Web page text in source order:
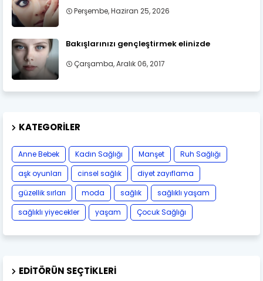
Perşembe, Haziran 25, 2026
Bakışlarınızı gençleştirmek elinizde
Çarşamba, Aralık 06, 2017
KATEGORILER
Anne Bebek Kadın Sağlığı Manşet
Ruh Sağlığı
aşk oyunları
cinsel sağlık
diyet zayıflama
güzellik sırları
moda sağlık
sağlıklı yaşam
sağlıklı yiyecekler
yaşam Çocuk Sağlığı
EDITÖRÜN SEÇTIKLERI